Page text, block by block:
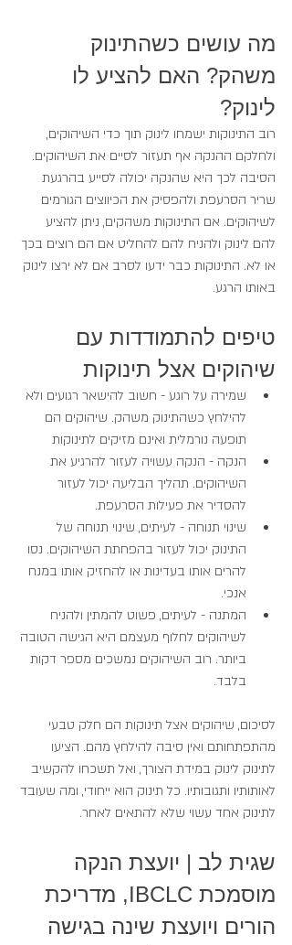
מה עושים כשהתינוק
משהק? האם להציע לו
לינוק?
רוב התינוקות ישמחו לינוק תוך כדי השיהוקים,
ולחלקם ההנקה אף תעזור לסיים את השיהוקים.
הסיבה לכך היא שהנקה יכולה לסייע בהרגעת
שריר הסרעפת ולהפסיק את הכיווצים הגורמים
לשיהוקים. אם התינוקות משהקים, ניתן להציע
להם לינוק ולהניח להם להחליט אם הם רוצים בכך
או לא. התינוקות כבר ידעו לסרב אם לא ירצו לינוק
באותו הרגע.
טיפים להתמודדות עם
שיהוקים אצל תינוקות
שמירה על רוגע - חשוב להישאר רגועים ולא
להילחץ כשהתינוק משהק. שיהוקים הם
תופעה נורמלית ואינם מזיקים לתינוקות
הנקה - הנקה עשויה לעזור להרגיע את
השיהוקים. תהליך הבליעה יכול לעזור
להסדיר את פעילות הסרעפת.
שינוי תנוחה - לעיתים, שינוי תנוחה של
התינוק יכול לעזור בהפחתת השיהוקים. נסו
להרים אותו בעדינות או להחזיק אותו במנח
אנכי.
המתנה - לעיתים, פשוט להמתין ולהניח
לשיהוקים לחלוף מעצמם היא הגישה הטובה
ביותר. רוב השיהוקים נמשכים מספר דקות
בלבד.
לסיכום, שיהוקים אצל תינוקות הם חלק טבעי
מהתפתחותם ואין סיבה להילחץ מהם. הציעו
לתינוק לינוק במידת הצורך, ואל תשכחו להקשיב
לאותותיו ותגובותיו. כל תינוק הוא ייחודי, ומה שעובד
לתינוק אחד עשוי שלא להתאים לאחר.
שגית לב | יועצת הנקה
מוסמכת IBCLC, מדריכת
הורים ויועצת שינה בגישה